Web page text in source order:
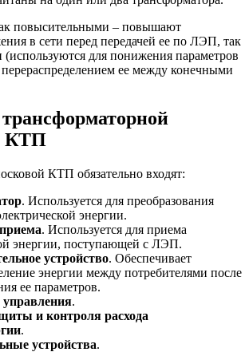
повысительными – повышают
в сети перед передачей ее по ЛЭП, так
для понижения параметров
ее между конечными
КТП
КТП обязательно входят:
. Используется для преобразования
энергии.
. Используется для приема
энергии, поступающей с ЛЭП.
устройство. Обеспечивает
энергии между потребителями после
ее параметров.
.
и контроля расхода
.
устройства.